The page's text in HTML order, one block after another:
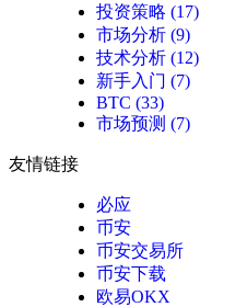
投资策略 (17)
市场分析 (9)
技术分析 (12)
新手入门 (7)
BTC (33)
市场预测 (7)
友情链接
必应
币安
币安交易所
币安下载
欧易OKX